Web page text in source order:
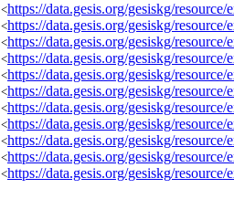
<https://data.gesis.org/gesiskg/
<https://data.gesis.org/gesiskg/
<https://data.gesis.org/gesiskg/
<https://data.gesis.org/gesiskg/
<https://data.gesis.org/gesiskg/
<https://data.gesis.org/gesiskg/
<https://data.gesis.org/gesiskg/
<https://data.gesis.org/gesiskg/
<https://data.gesis.org/gesiskg/
<https://data.gesis.org/gesiskg/
<https://data.gesis.org/gesiskg/